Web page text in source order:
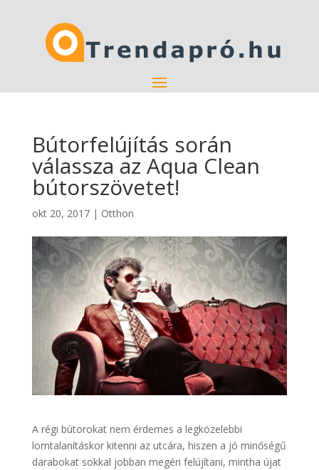
Bútorfelújítás során
válassza az Aqua Clean
bútorszövetet!
okt 20, 2017| Otthon
A régi bútorokat nem érdemes a legközelebbi
lomtalanításkor kitenni az utcára, hiszen a jó minőségű
darabokat sokkal jobban megéri felújítani, mintha újat